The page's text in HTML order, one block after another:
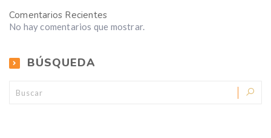
Comentarios Recientes
No hay comentarios que mostrar.
BÚSQUEDA